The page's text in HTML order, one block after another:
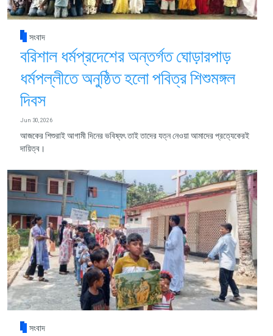
সংবাদ
বরিশাল ধর্মপ্রদেশের অন্তর্গত ঘোড়ারপাড়
ধর্মপল্লীতে অনুষ্ঠিত হলো পবিত্র শিশুমঙ্গল
দিবস
Jun 30, 2026
আজকের শিশুরাই আগামী দিনের ভবিষ্যৎ তাই তাদের যত্ন নেওয়া আমাদের প্রত্যেকেরই
দায়িত্ব।
সংবাদ